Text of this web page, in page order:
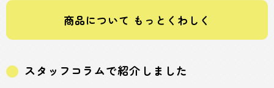
商品について もっとくわしく
スタッフコラムで紹介しました